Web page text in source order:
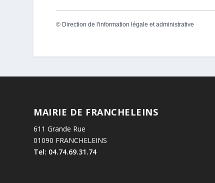
© Direction de l'information légale et administrative
MAIRIE DE FRANCHELEINS
611 Grande Rue
01090 FRANCHELEINS
Tel: 04.74.69.31.74